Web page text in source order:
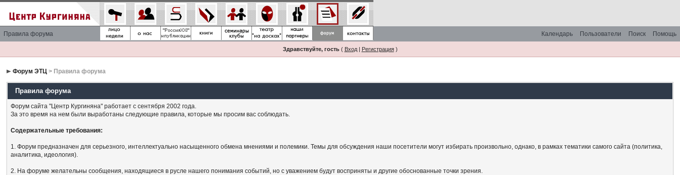
Правила форума Помощь
Поиск
Пользователи
Календарь
Здравствуйте, гость( Вход| Регистрация)
Форум ЭТЦ > Правила форума
Правила форума
Форум сайта "Центр Кургиняна" работает с сентября 2002 года.
За это время на нем были выработаны следующие правила, которые мы просим вас соблюдать.
Содержательные требования:
1. Форум предназначен для серьезного, интеллектуально насыщенного обмена мнениями и полемики. Темы для обсуждения наши посетители могут избирать произвольно, однако, в рамках тематики самого сайта (политика,
аналитика, идеология).
2. На форуме желательны сообщения, находящиеся в русле нашего понимания событий, но с уважением будут восприняты и другие обоснованные точки зрения.